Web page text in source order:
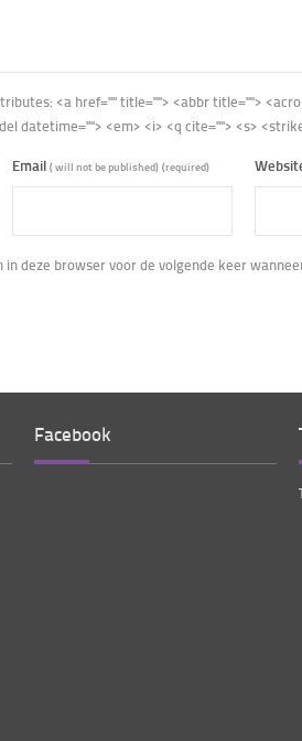
<a href="" title=""> <abbr title="">
datetime=""> <em> <i> <q cite=""> <s>
Email ( will not be published) (required)
deze browser voor de volgende keer
Facebook